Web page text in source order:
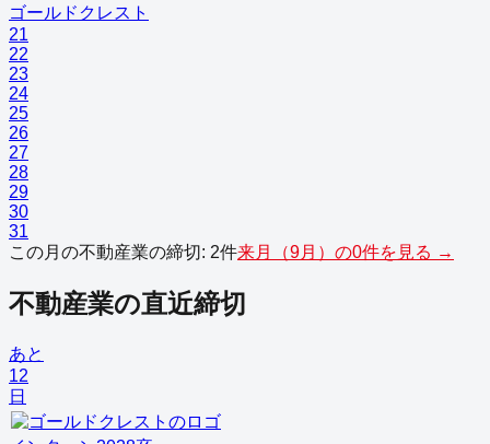
ゴールドクレスト
21
22
23
24
25
26
27
28
29
30
31
この月の不動産業の締切: 2件来月（9月）の0件を見る →
不動産業の直近締切
あと
12
日